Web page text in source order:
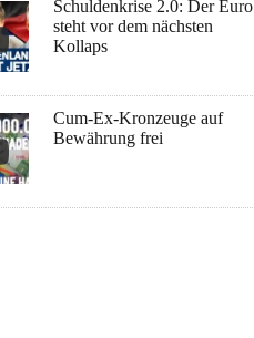
Schuldenkrise 2.0: Der Euro
steht vor dem nächsten
Kollaps
Cum-Ex-Kronzeuge auf
Bewährung frei